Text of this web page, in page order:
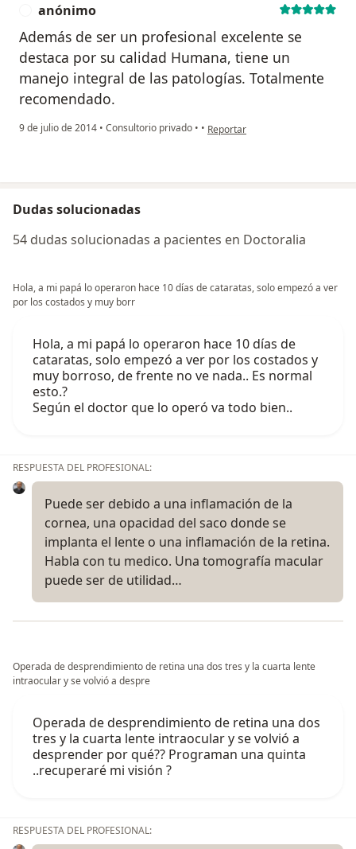
anónimo
Además de ser un profesional excelente se
destaca por su calidad Humana, tiene un
manejo integral de las patologías. Totalmente
recomendado.
9 de julio de 2014 • Consultorio privado • • en opinión del usuario anónimo
Reportar
Dudas solucionadas
54 dudas solucionadas a pacientes en Doctoralia
Hola, a mi papá lo operaron hace 10 días de cataratas, solo empezó a ver
por los costados y muy borr
Hola, a mi papá lo operaron hace 10 días de
cataratas, solo empezó a ver por los costados y
muy borroso, de frente no ve nada.. Es normal
esto.?
Según el doctor que lo operó va todo bien..
RESPUESTA DEL PROFESIONAL:
Puede ser debido a una inflamación de la
cornea, una opacidad del saco donde se
implanta el lente o una inflamación de la retina.
Habla con tu medico. Una tomografía macular
puede ser de utilidad…
Operada de desprendimiento de retina una dos tres y la cuarta lente
intraocular y se volvió a despre
Operada de desprendimiento de retina una dos
tres y la cuarta lente intraocular y se volvió a
desprender por qué?? Programan una quinta
..recuperaré mi visión ?
RESPUESTA DEL PROFESIONAL: